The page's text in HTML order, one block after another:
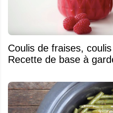
Coulis de fraises,
Recette de base à